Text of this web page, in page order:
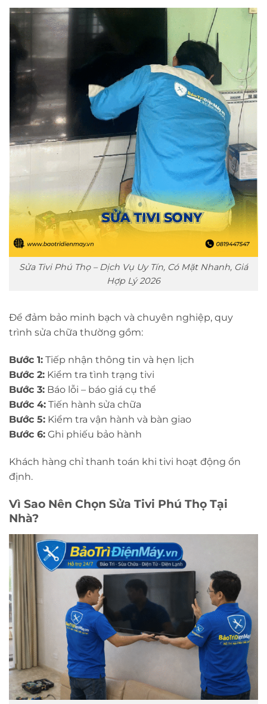
Sửa Tivi Phú Thọ – Dịch Vụ Uy Tín, Có Mặt Nhanh, Giá
Hợp Lý 2026
Để đảm bảo minh bạch và chuyên nghiệp, quy
trình sửa chữa thường gồm:
Bước 1: Tiếp nhận thông tin và hẹn lịch
Bước 2: Kiểm tra tình trạng tivi
Bước 3: Báo lỗi – báo giá cụ thể
Bước 4: Tiến hành sửa chữa
Bước 5: Kiểm tra vận hành và bàn giao
Bước 6: Ghi phiếu bảo hành
Khách hàng chỉ thanh toán khi tivi hoạt động ổn
định.
Vì Sao Nên Chọn Sửa Tivi Phú Thọ Tại
Nhà?